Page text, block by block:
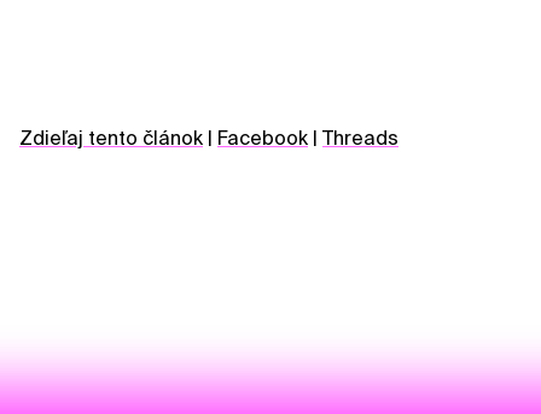
Zdieľaj tento článok | Facebook | Threads